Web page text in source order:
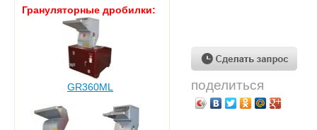
Грануляторные дробилки:
GR360ML поделиться